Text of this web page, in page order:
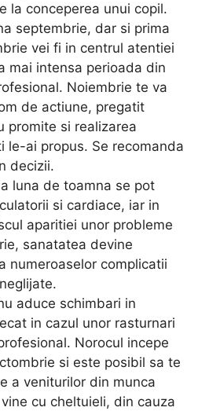
la conceperea unui copil.
septembrie, dar si prima
vei fi in centrul atentiei
mai intensa perioada din
Noiembrie te va
de actiune, pregatit
promite si realizarea
le-ai propus. Se recomanda
decizii.
luna de toamna se pot
si cardiace, iar in
aparitiei unor probleme
sanatatea devine
numeroaselor complicatii
aduce schimbari in
in cazul unor rasturnari
Norocul incepe
si este posibil sa te
a veniturilor din munca
cu cheltuieli, din cauza